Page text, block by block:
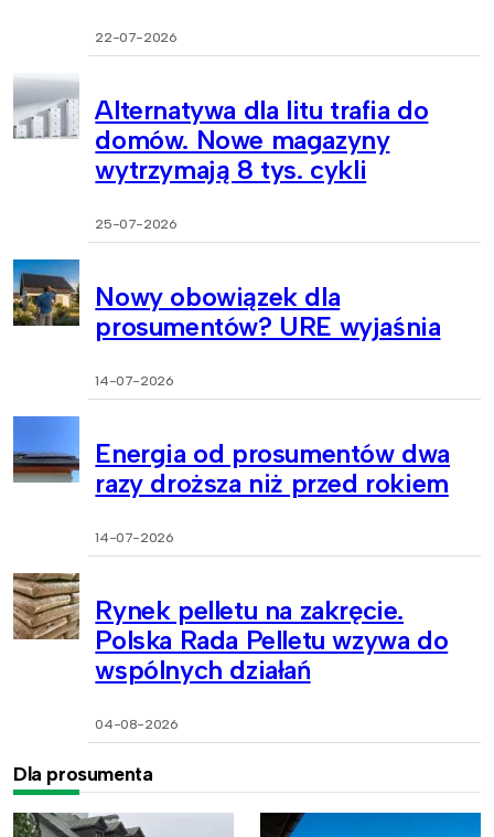
22-07-2026
Alternatywa dla litu trafia do
domów. Nowe magazyny
wytrzymają 8 tys. cykli
25-07-2026
Nowy obowiązek dla
prosumentów? URE wyjaśnia
14-07-2026
Energia od prosumentów dwa
razy droższa niż przed rokiem
14-07-2026
Rynek pelletu na zakręcie.
Polska Rada Pelletu wzywa do
wspólnych działań
04-08-2026
Dla prosumenta